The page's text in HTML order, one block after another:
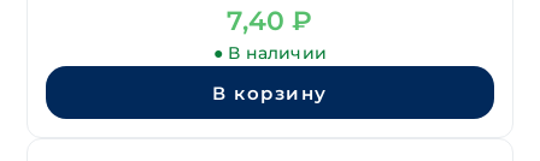
7,40₽
● В наличии
В корзину